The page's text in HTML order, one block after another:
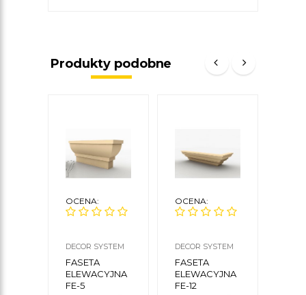
Produkty podobne
OCENA:
DECOR SYSTEM
FASETA
ELEWACYJNA
FE-5
OCENA:
DECOR SYSTEM
FASETA
ELEWACYJNA
FE-12